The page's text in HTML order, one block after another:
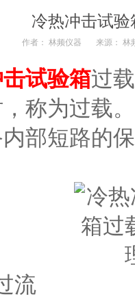
冷热冲击试
作者： 林频仪器 来源： 林
试验箱过
称为过载
部短路的
流